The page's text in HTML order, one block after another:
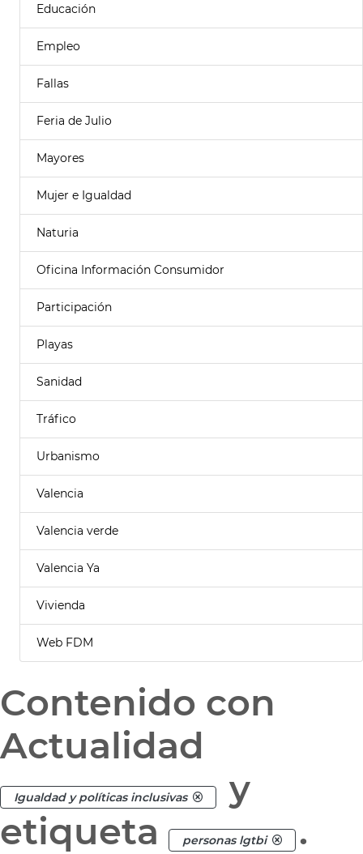
Educación
Empleo
Fallas
Feria de Julio
Mayores
Mujer e Igualdad
Naturia
Oficina Información Consumidor
Participación
Playas
Sanidad
Tráfico
Urbanismo
Valencia
Valencia verde
Valencia Ya
Vivienda
Web FDM
Contenido con
Actualidad
Igualdad y políticas inclusivas
y
etiqueta
personas lgtbi .